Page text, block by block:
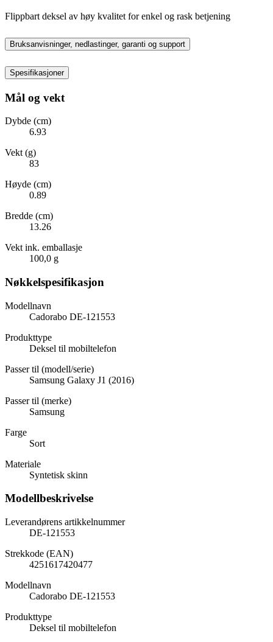
Flippbart deksel av høy kvalitet for enkel og rask betjening
Bruksanvisninger, nedlastinger, garanti og support
Spesifikasjoner
Mål og vekt
Dybde (cm)
6.93
Vekt (g)
83
Høyde (cm)
0.89
Bredde (cm)
13.26
Vekt ink. emballasje
100,0 g
Nøkkelspesifikasjon
Modellnavn
Cadorabo DE-121553
Produkttype
Deksel til mobiltelefon
Passer til (modell/serie)
Samsung Galaxy J1 (2016)
Passer til (merke)
Samsung
Farge
Sort
Materiale
Syntetisk skinn
Modellbeskrivelse
Leverandørens artikkelnummer
DE-121553
Strekkode (EAN)
4251617420477
Modellnavn
Cadorabo DE-121553
Produkttype
Deksel til mobiltelefon